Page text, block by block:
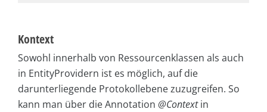
Kontext
Sowohl innerhalb von Ressourcenklassen als auch
in EntityProvidern ist es möglich, auf die
darunterliegende Protokollebene zuzugreifen. So
kann man über die Annotation @Contextin